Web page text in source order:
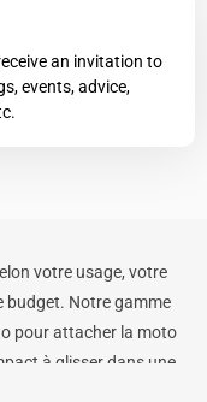
an invitation to
events, advice,
votre usage, votre
budget. Notre gamme
pour attacher la moto
à glisser dans une
avec localisation